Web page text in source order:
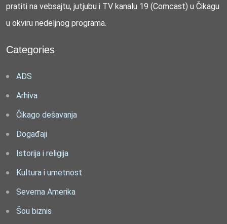
pratiti na vebsajtu, jutjubu i TV kanalu 19 (Comcast) u Čikagu
u okviru nedeljnog programa.
Categories
ADS
Arhiva
Čikago dešavanja
Događaji
Istorija i religija
Kultura i umetnost
Severna Amerika
Šou biznis